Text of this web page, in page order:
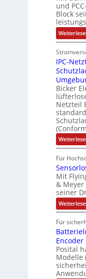
a
s
A
u
s
l
a
n
d
g
e
s
c
h
ä
f
t
und
Block
IPC-
Bicker
Netzteil
Für
Mit
&
seiner
Für
Encoder
Posital
Modelle